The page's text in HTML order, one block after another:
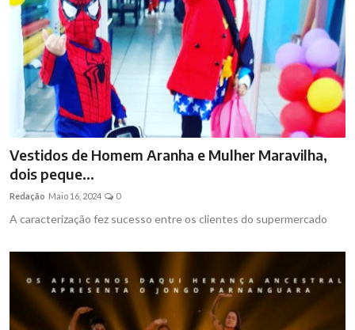
Vestidos de Homem Aranha e Mulher Maravilha,
dois peque...
Redação Maio 16, 2024 0
A caracterização fez sucesso entre os clientes do supermercado